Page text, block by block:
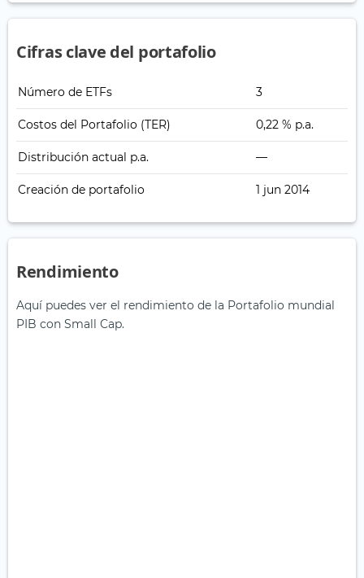
Cifras clave del portafolio
Número de ETFs 3
Costos del Portafolio (TER) 0,22 % p.a.
Distribución actual p.a. —
Creación de portafolio 1 jun 2014
Rendimiento
Aquí puedes ver el rendimiento de la Portafolio mundial
PIB con Small Cap.